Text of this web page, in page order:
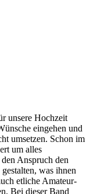
unsere Hochzeit
eingehen und
umsetzen. Schon im
um alles
Anspruch den
was ihnen
etliche Amateur-
Bei dieser Band